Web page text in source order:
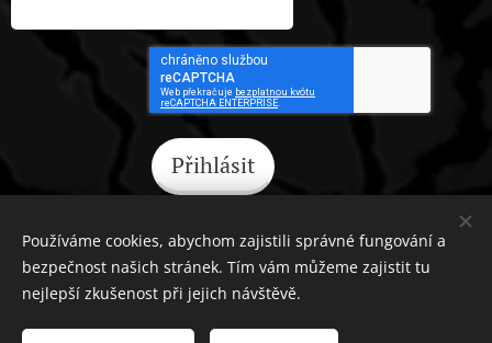
Přihlásit
Zapomněli jste heslo?
Používáme cookies, abychom zajistili správné fungování a
bezpečnost našich stránek. Tím vám můžeme zajistit tu
nejlepší zkušenost při jejich návštěvě.